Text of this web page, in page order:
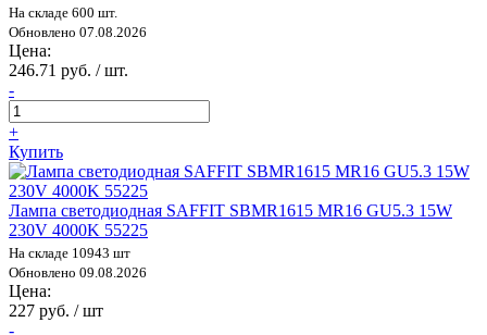
На складе 600 шт.
Обновлено 07.08.2026
Цена:
246.71 руб. / шт.
-
+
Купить
Лампа светодиодная SAFFIT SBMR1615 MR16 GU5.3 15W
230V 4000K 55225
На складе 10943 шт
Обновлено 09.08.2026
Цена:
227 руб. / шт
-